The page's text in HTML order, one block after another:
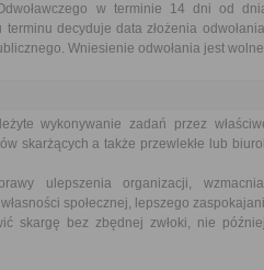
w terminie 14 dni od
decyduje data złożenia
Wniesienie odwołania jest wolne
wykonywanie zadań przez
skarżących a także przewlekłe lub
ulepszenia organizacji,
społecznej, lepszego
skargę bez zbędnej zwłoki, nie